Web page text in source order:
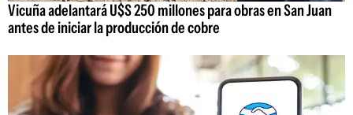
Vicuña adelantará U$S 250 millones para obras en San Juan
antes de iniciar la producción de cobre